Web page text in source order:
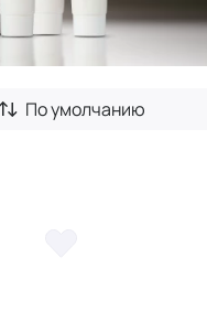
По умолчанию